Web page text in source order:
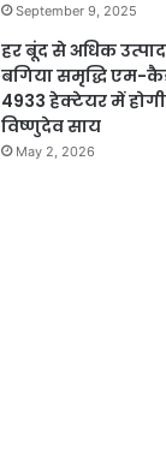
September 9, 2025
हर बूंद से अधिक
बगिया समृद्धि एम-
4933 हेक्टेयर में
विष्णुदेव साय
May 2, 2026